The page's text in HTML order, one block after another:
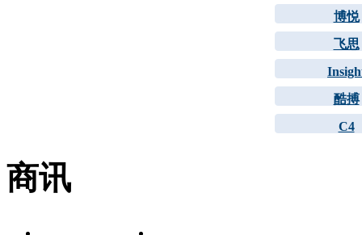
博悦
飞思
酷搏
C4
商讯